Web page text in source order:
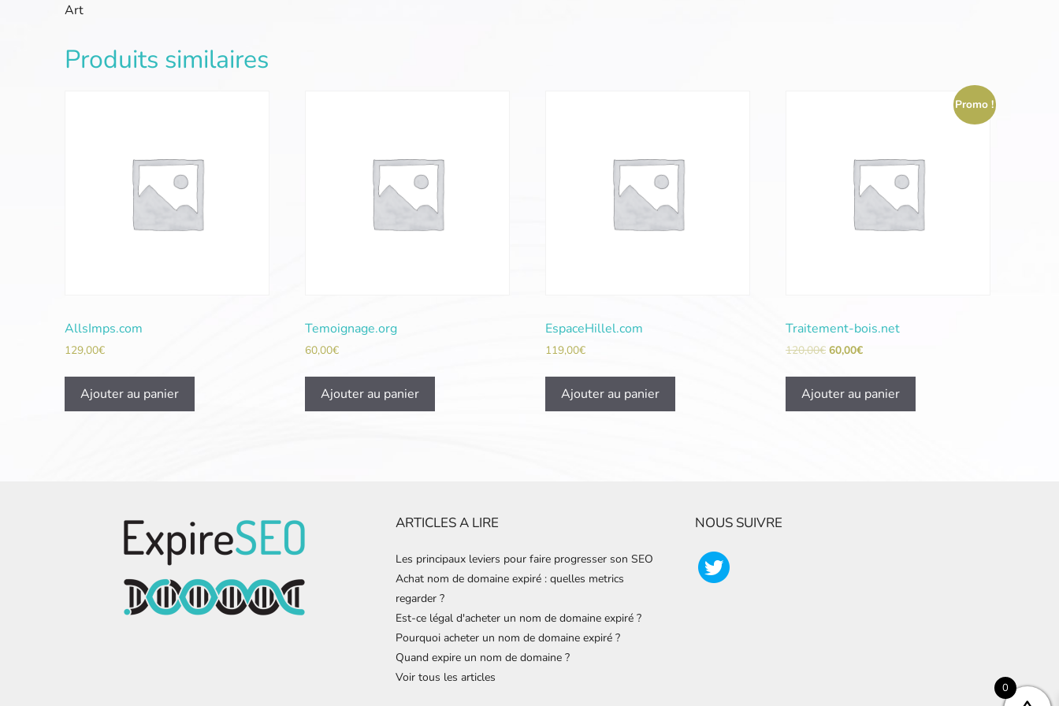
Art
Produits similaires
AllsImps.com
129,00€
Ajouter au panier
Temoignage.org
60,00€
Ajouter au panier
EspaceHillel.com
119,00€
Ajouter au panier
Promo !
Traitement-bois.net
120,00€ 60,00€
Ajouter au panier
ARTICLES A LIRE
Les principaux leviers pour faire progresser son SEO
Achat nom de domaine expiré : quelles metrics
regarder ?
Est-ce légal d'acheter un nom de domaine expiré ?
Pourquoi acheter un nom de domaine expiré ?
Quand expire un nom de domaine ?
Voir tous les articles
NOUS SUIVRE
0